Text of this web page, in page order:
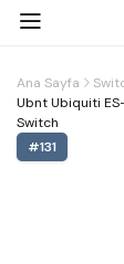
Ana Sayfa
Ubnt Ubiquiti
Switch
#131